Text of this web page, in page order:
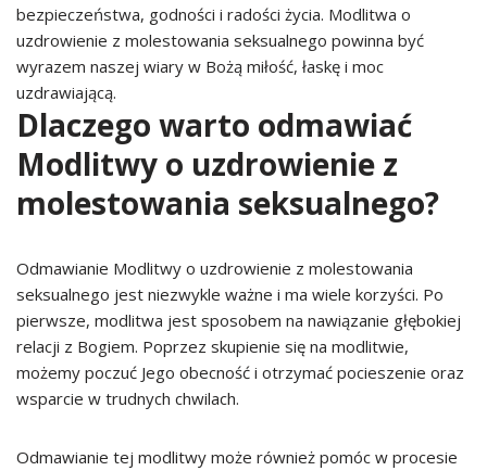
bezpieczeństwa, godności i radości życia. Modlitwa o
uzdrowienie z molestowania seksualnego powinna być
wyrazem naszej wiary w Bożą miłość, łaskę i moc
uzdrawiającą.
Dlaczego warto odmawiać
Modlitwy o uzdrowienie z
molestowania seksualnego?
Odmawianie Modlitwy o uzdrowienie z molestowania
seksualnego jest niezwykle ważne i ma wiele korzyści. Po
pierwsze, modlitwa jest sposobem na nawiązanie głębokiej
relacji z Bogiem. Poprzez skupienie się na modlitwie,
możemy poczuć Jego obecność i otrzymać pocieszenie oraz
wsparcie w trudnych chwilach.
Odmawianie tej modlitwy może również pomóc w procesie